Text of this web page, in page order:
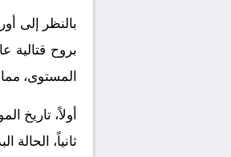
بالنظر إلى
بروح قتالية
المستوى، مما
أولاً، تاريخ
ثانياً،